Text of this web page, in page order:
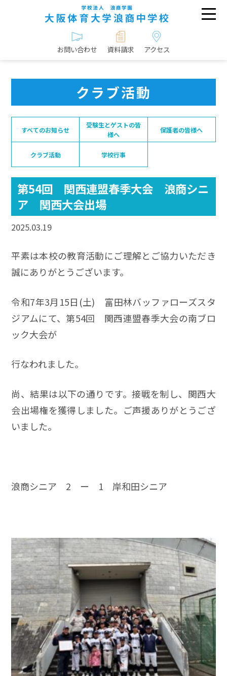
お問い合わせ 資料請求 アクセス
クラブ活動
すべてのお知らせ
受験生とゲストの皆
様へ
保護者の皆様へ
クラブ活動 学校行事
第54回 関西連盟春季大会 浪商シニ
ア 関西大会出場
2025.03.19
平素は本校の教育活動にご理解とご協力いただき
誠にありがとうございます。
令和7年3月15日(土) 富田林バッファローズスタ
ジアムにて、第54回 関西連盟春季大会の南ブロ
ック大会が
行なわれました。
尚、結果は以下の通りです。接戦を制し、関西大
会出場権を獲得しました。ご声援ありがとうござ
いました。
浪商シニア 2 ー 1 岸和田シニア